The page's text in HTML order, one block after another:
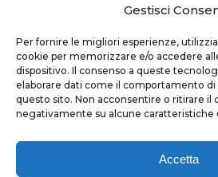
Gestisci
Per fornire le migliori esperienze,
cookie per memorizzare e/o accedere
dispositivo. Il consenso a queste
elaborare dati come il comportamento di
questo sito. Non acconsentire o ritirare il
negativamente su alcune caratteristiche
Accetta
Account
Login